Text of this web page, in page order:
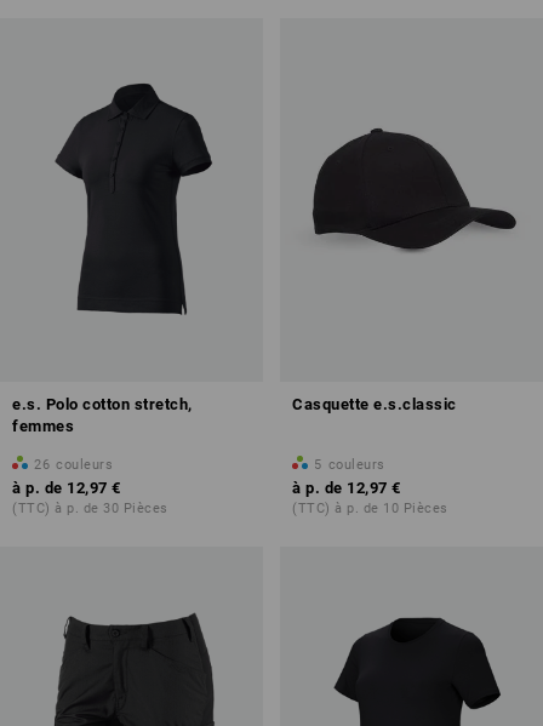
e.s. Polo cotton stretch,
femmes
26 couleurs
à p. de 12,97 €
(TTC) à p. de 30 Pièces
Casquette e.s.classic
5 couleurs
à p. de 12,97 €
(TTC) à p. de 10 Pièces